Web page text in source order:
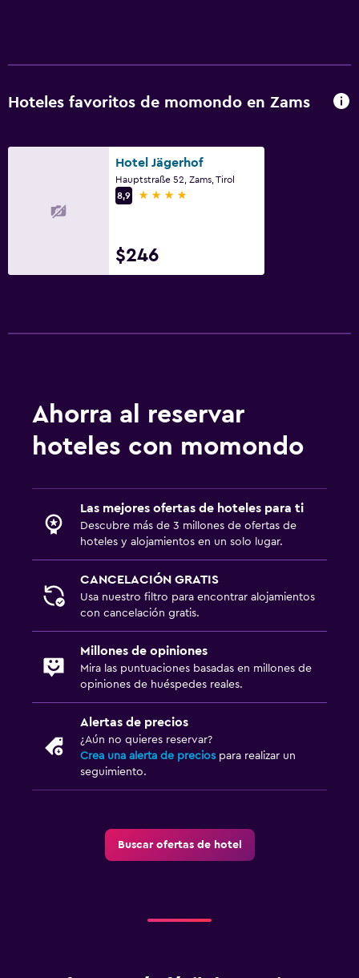
Hoteles favoritos de momondo en Zams
Hotel Jägerhof
Hauptstraße 52, Zams, Tirol
8,9
4 estrellas
$246
Ahorra al reservar
hoteles con momondo
Las mejores ofertas de hoteles para ti
Descubre más de 3 millones de ofertas de
hoteles y alojamientos en un solo lugar.
CANCELACIÓN GRATIS
Usa nuestro filtro para encontrar alojamientos
con cancelación gratis.
Millones de opiniones
Mira las puntuaciones basadas en millones de
opiniones de huéspedes reales.
Alertas de precios
¿Aún no quieres reservar?
Crea una alerta de precios para realizar un
seguimiento.
Buscar ofertas de hotel